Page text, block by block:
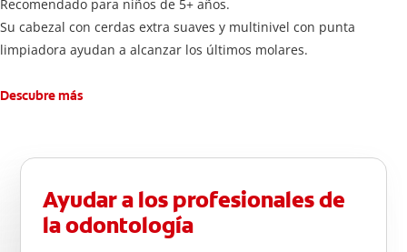
Recomendado para niños de 5+ años.
Su cabezal con cerdas extra suaves y multinivel con punta
limpiadora ayudan a alcanzar los últimos molares.
Descubre más
Ayudar a los profesionales de
la odontología